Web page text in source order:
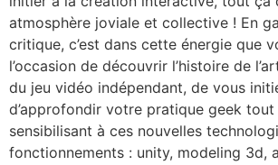
atmosphère joviale et collective ! En
critique, c’est dans cette énergie que
l’occasion de découvrir l’histoire de
du jeu vidéo indépendant, de vous
d’approfondir votre pratique geek tout
sensibilisant à ces nouvelles
fonctionnements : unity, modeling 3d,